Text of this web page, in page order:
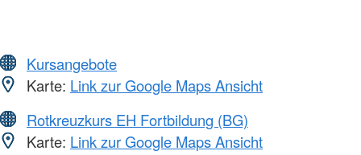
Kursangebote
Karte: Link zur Google Maps Ansicht
Rotkreuzkurs EH Fortbildung (BG)
Karte: Link zur Google Maps Ansicht